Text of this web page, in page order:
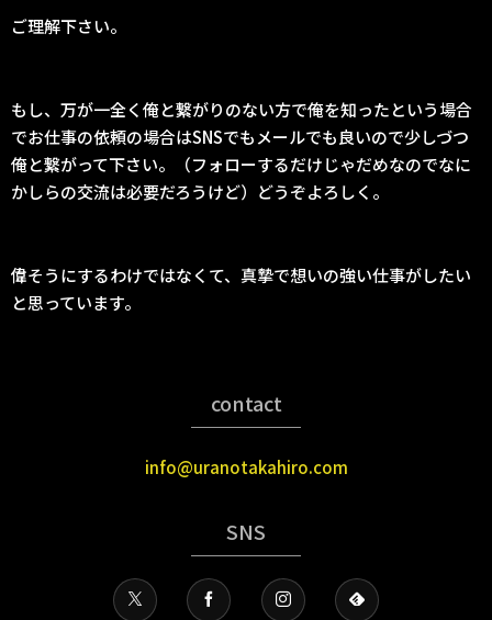
ご理解下さい。
もし、万が一全く俺と繋がりのない方で俺を知ったという場合
でお仕事の依頼の場合はSNSでもメールでも良いので少しづつ
俺と繋がって下さい。（フォローするだけじゃだめなのでなに
かしらの交流は必要だろうけど）どうぞよろしく。
偉そうにするわけではなくて、真摯で想いの強い仕事がしたい
と思っています。
contact
info@uranotakahiro.com
SNS